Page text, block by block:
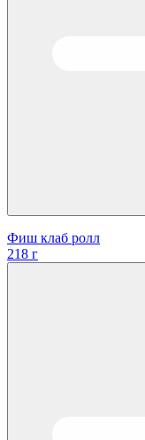
Фиш клаб ролл
218 г